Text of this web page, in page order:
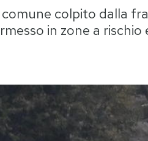
colpito dalla
in zone a rischio